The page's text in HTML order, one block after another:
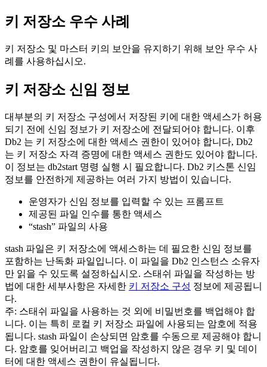
키 저장소 우수 사례
키 저장소 및 마스터 키의 보안을 유지하기 위해 보안 우수 사
례를 사용하십시오.
키 저장소 신임 정보
대부분의 키 저장소 구성에서 저장된 키에 대한 액세스가 허용
되기 전에 신임 정보가 키 저장소에 전달되어야 합니다. 이후
Db2 는 키 저장소에 대한 액세스 권한이 있어야 합니다, Db2
는 키 저장소 자격 증명에 대한 액세스 권한도 있어야 합니다.
이 정보는 db2start 명령 실행 시 필요합니다. Db2 키스톤 신임
정보를 안전하게 제공하는 여러 가지 방법이 있습니다.
운영자가 신임 정보를 입력할 수 있는 프롬프트
제공된 파일 인수를 통한 액세스
“stash” 파일의 사용
stash 파일은 키 저장소에 액세스하는 데 필요한 신임 정보를
포함하는 난독화 파일입니다. 이 파일을 Db2 인스턴스 소유자
만 읽을 수 있도록 설정하십시오. 스태쉬 파일을 작성하는 방
법에 대한 세부사항은 자세한 키 저장소 구성 정보에 제공됩니
다.
주: 스태쉬 파일을 사용하는 것 외에 비밀번호를 백업해야 합
니다. 이는 특히 로컬 키 저장소 파일에 사용되는 암호에 적용
됩니다. stash 파일이 손상되면 암호를 수동으로 제공해야 합니
다. 암호를 잊어버리고 백업을 작성하지 않은 경우 키 및 데이
터에 대한 액세스 권한이 유실됩니다.